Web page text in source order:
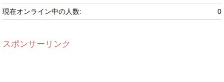
0
現在オンライン中の人数:
スポンサーリンク